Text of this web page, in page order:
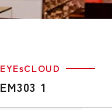
EYEsCLOUD
EM303 1